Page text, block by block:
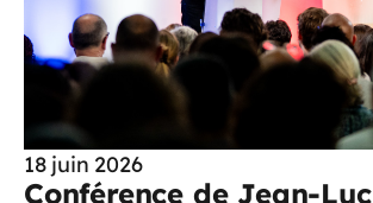
18 juin 2026
Conférence de Jean-Luc